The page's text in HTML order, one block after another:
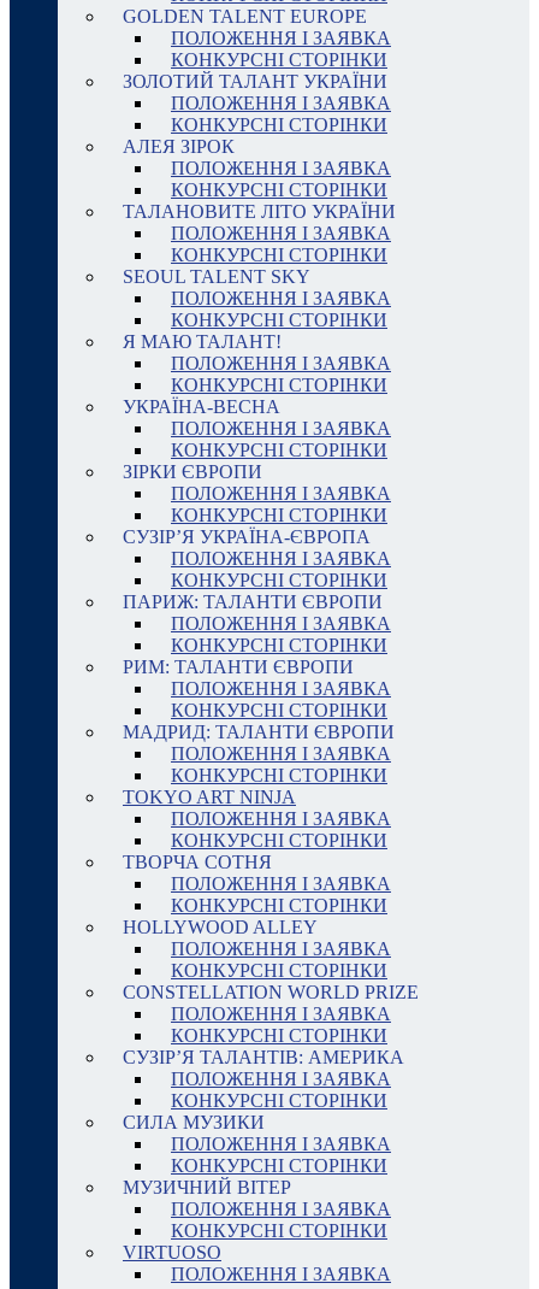
GOLDEN TALENT EUROPE
ПОЛОЖЕННЯ І ЗАЯВКА
КОНКУРСНІ СТОРІНКИ
ЗОЛОТИЙ ТАЛАНТ УКРАЇНИ
ПОЛОЖЕННЯ І ЗАЯВКА
КОНКУРСНІ СТОРІНКИ
АЛЕЯ ЗІРОК
ПОЛОЖЕННЯ І ЗАЯВКА
КОНКУРСНІ СТОРІНКИ
ТАЛАНОВИТЕ ЛІТО УКРАЇНИ
ПОЛОЖЕННЯ І ЗАЯВКА
КОНКУРСНІ СТОРІНКИ
SEOUL TALENT SKY
ПОЛОЖЕННЯ І ЗАЯВКА
КОНКУРСНІ СТОРІНКИ
Я МАЮ ТАЛАНТ!
ПОЛОЖЕННЯ І ЗАЯВКА
КОНКУРСНІ СТОРІНКИ
УКРАЇНА-ВЕСНА
ПОЛОЖЕННЯ І ЗАЯВКА
КОНКУРСНІ СТОРІНКИ
ЗІРКИ ЄВРОПИ
ПОЛОЖЕННЯ І ЗАЯВКА
КОНКУРСНІ СТОРІНКИ
СУЗІР’Я УКРАЇНА-ЄВРОПА
ПОЛОЖЕННЯ І ЗАЯВКА
КОНКУРСНІ СТОРІНКИ
ПАРИЖ: ТАЛАНТИ ЄВРОПИ
ПОЛОЖЕННЯ І ЗАЯВКА
КОНКУРСНІ СТОРІНКИ
РИМ: ТАЛАНТИ ЄВРОПИ
ПОЛОЖЕННЯ І ЗАЯВКА
КОНКУРСНІ СТОРІНКИ
МАДРИД: ТАЛАНТИ ЄВРОПИ
ПОЛОЖЕННЯ І ЗАЯВКА
КОНКУРСНІ СТОРІНКИ
TOKYO ART NINJA
ПОЛОЖЕННЯ І ЗАЯВКА
КОНКУРСНІ СТОРІНКИ
ТВОРЧА СОТНЯ
ПОЛОЖЕННЯ І ЗАЯВКА
КОНКУРСНІ СТОРІНКИ
HOLLYWOOD ALLEY
ПОЛОЖЕННЯ І ЗАЯВКА
КОНКУРСНІ СТОРІНКИ
CONSTELLATION WORLD PRIZE
ПОЛОЖЕННЯ І ЗАЯВКА
КОНКУРСНІ СТОРІНКИ
СУЗІР’Я ТАЛАНТІВ: АМЕРИКА
ПОЛОЖЕННЯ І ЗАЯВКА
КОНКУРСНІ СТОРІНКИ
СИЛА МУЗИКИ
ПОЛОЖЕННЯ І ЗАЯВКА
КОНКУРСНІ СТОРІНКИ
МУЗИЧНИЙ ВІТЕР
ПОЛОЖЕННЯ І ЗАЯВКА
КОНКУРСНІ СТОРІНКИ
VIRTUOSO
ПОЛОЖЕННЯ І ЗАЯВКА